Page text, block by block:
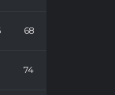
68
74